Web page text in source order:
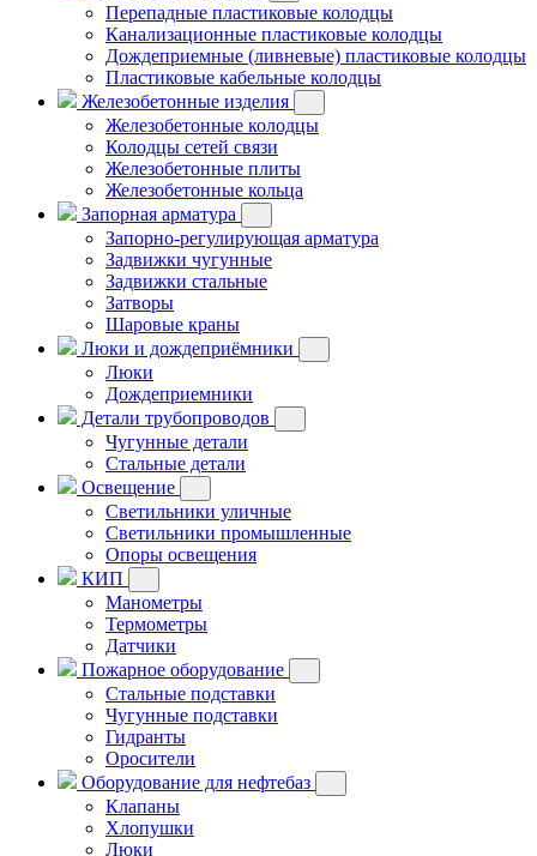
Перепадные пластиковые колодцы
Канализационные пластиковые колодцы
Дождеприемные (ливневые) пластиковые колодцы
Пластиковые кабельные колодцы
Железобетонные изделия
Железобетонные колодцы
Колодцы сетей связи
Железобетонные плиты
Железобетонные кольца
Запорная арматура
Запорно-регулирующая арматура
Задвижки чугунные
Задвижки стальные
Затворы
Шаровые краны
Люки и дождеприёмники
Люки
Дождеприемники
Детали трубопроводов
Чугунные детали
Стальные детали
Освещение
Светильники уличные
Светильники промышленные
Опоры освещения
КИП
Манометры
Термометры
Датчики
Пожарное оборудование
Стальные подставки
Чугунные подставки
Гидранты
Оросители
Оборудование для нефтебаз
Клапаны
Хлопушки
Люки